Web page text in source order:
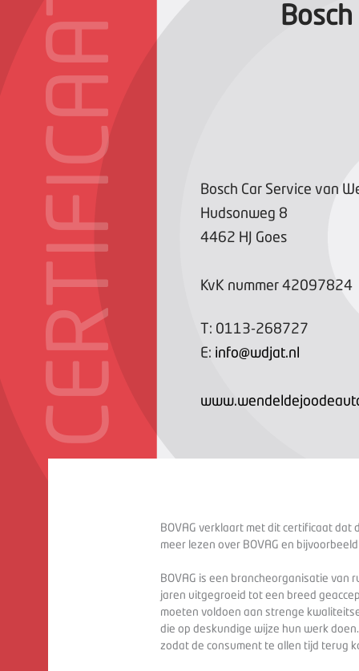
CERTIFICAAT
Bosch Car Service van
Hudsonweg 8
4462 HJ Goes
KvK nummer42097824
T: 0113-268727
E: info@wdjat.nl
BOVAG verklaart met dit certificaat dat
meer lezen over BOVAG en
BOVAG is een brancheorganisatie van
jaren uitgegroeid tot een breed
moeten voldoen aan strenge
die op deskundige wijze hun werk
zodat de consument te allen tijd terug